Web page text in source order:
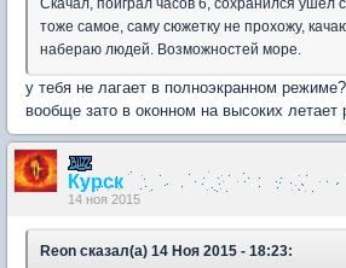
тоже самое, саму сюжетку не прохожу,
набераю людей. Возможностей море.
у тебя не лагает в полноэкранном
вообще зато в оконном на высоких летает
Курск
14 ноя 2015
Reon сказал(а) 14 Ноя 2015 - 18:23: